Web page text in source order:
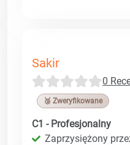
Sakir
0
🥉 Zweryfikowane
C1 - Profesjonalny
Zaprzysiężony